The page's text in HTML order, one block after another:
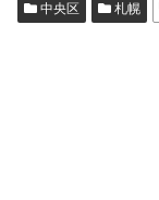
中央区 札幌